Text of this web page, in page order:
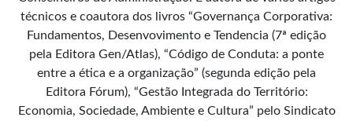
técnicos e coautora dos livros “Governança Corporativa:
Fundamentos, Desenvovimento e Tendencia (7ª edição
pela Editora Gen/Atlas), “Código de Conduta: a ponte
entre a ética e a organização” (segunda edição pela
Editora Fórum), “Gestão Integrada do Território:
Economia, Sociedade, Ambiente e Cultura” pelo Sindicato